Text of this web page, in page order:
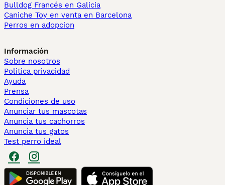
Bulldog Francés en Galicia
Caniche Toy en venta en Barcelona
Perros en adopcion
Información
Sobre nosotros
Politica privacidad
Ayuda
Prensa
Condiciones de uso
Anunciar tus mascotas
Anuncia tus cachorros
Anuncia tus gatos
Test perro ideal